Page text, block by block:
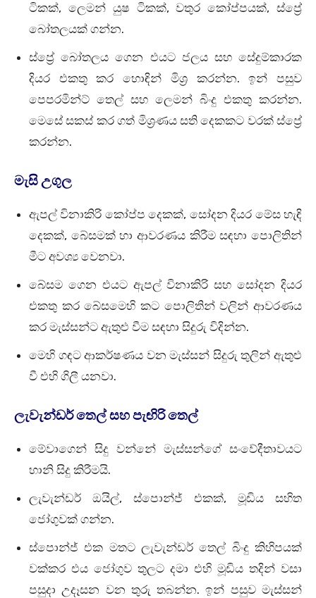
ටිකක්, ලෙමන් යුෂ ටිකක්, වතුර කෝප්පයක්, ස්ප්‍රේ
බෝතලයක් ගන්න.
ස්ප්‍රේ බෝතලය ගෙන එයට ජලය සහ සේදුම්කාරක
දියර එකතු කර හොඳින් මිශ්‍ර කරන්න. ඉන් පසුව
පෙපරමින්ට් තෙල් සහ ලෙමන් බිංදු එකතු කරන්න.
මෙසේ සකස් කර ගත් මිශ්‍රණය සති දෙකකට වරක් ස්ප්‍රේ
කරන්න.
මැසි උගුල
ඇපල් විනාකිරි කෝප්ප දෙකක්, සෝදන දියර මේස හැඳි
දෙකක්, බේසමක් හා ආවරණය කිරීම සඳහා පොලිතින්
මීට අවශ්‍ය වෙනවා.
බේසම ගෙන එයට ඇපල් විනාකිරි සහ සෝදන දියර
එකතු කර බේසමෙහි කට පොලිතින් වලින් ආවරණය
කර මැස්සන්ට ඇතුළු වීම සඳහා සිදුරු විදින්න.
මෙහි ගඳට ආකර්ෂණය වන මැස්සන් සිදුරු තුලින් ඇතුළු
වී එහි ගිලී යනවා.
ලැවැන්ඩර් තෙල් සහ පැඟිරි තෙල්
මේවාගෙන් සිදු වන්නේ මැස්සන්ගේ සංවේදීතාවයට
හානි සිදු කිරීමයි.
ලැවැන්ඩර් ඔයිල්, ස්පොන්ජ් එකක්, මූඩිය සහිත
ජෝගුවක් ගන්න.
ස්පොන්ජ් එක මතට ලැවැන්ඩර් තෙල් බිංදු කිහිපයක්
වක්කර එය ජෝගුව තුලට දමා එහි මූඩිය තදින් වසා
පසුදා උදෑසන වන තුරු තබන්න. ඉන් පසුව මැස්සන්